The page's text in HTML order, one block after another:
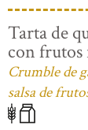
Tarta de
con frutos
Crumble de
salsa de